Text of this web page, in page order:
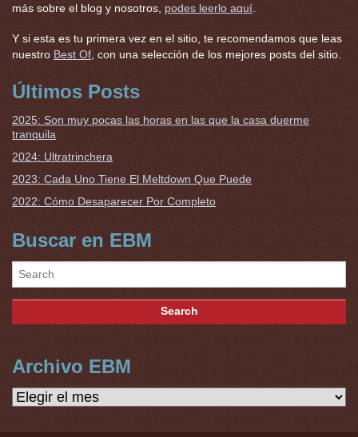
más sobre el blog y nosotros, podes leerlo aquí
Y si esta es tu primera vez en el sitio, te recomendamos que leas
nuestro Best Of , con una selección de los mejores posts del sitio.
Últimos Posts
2025: Son muy pocas las horas en las que la casa duerme
tranquila
2024: Ultratrinchera
2023: Cada Uno Tiene El Meltdown Que Puede
2022: Cómo Desaparecer Por Completo
Buscar en EBM
Archivo EBM
Archivo
EBM